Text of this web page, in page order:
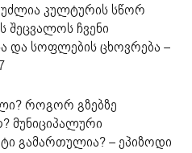
კულტურის სწორ
შეცვალოს ჩვენი
და სოფლების ცხოვრება –
როგორ გზებზე
მუნიციპალური
გამართულია? – ეპიზოდი